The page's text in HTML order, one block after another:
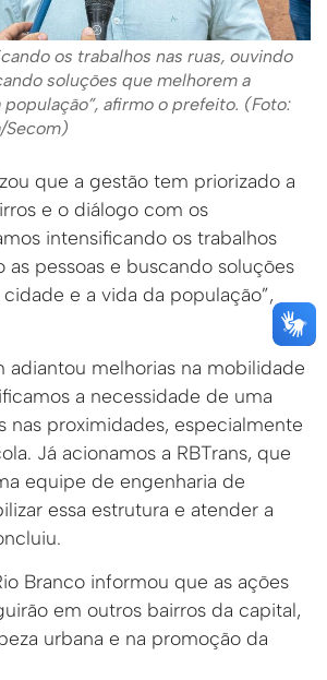
os trabalhos nas ruas, ouvindo
soluções que melhorem a
afirmo o prefeito. (Foto:
Secom)
que a gestão tem priorizado a
e o diálogo com os
intensificando os trabalhos
as pessoas e buscando soluções
e a vida da população”,
adiantou melhorias na mobilidade
a necessidade de uma
nas proximidades, especialmente
Já acionamos a RBTrans, que
equipe de engenharia de
essa estrutura e atender a
Branco informou que as ações
em outros bairros da capital,
urbana e na promoção da